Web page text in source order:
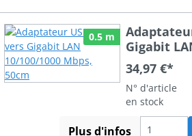
0.5 m
Gigabit
Mbps, 50cm
34,97 €*
N° d'article
en stock
Plus d'infos